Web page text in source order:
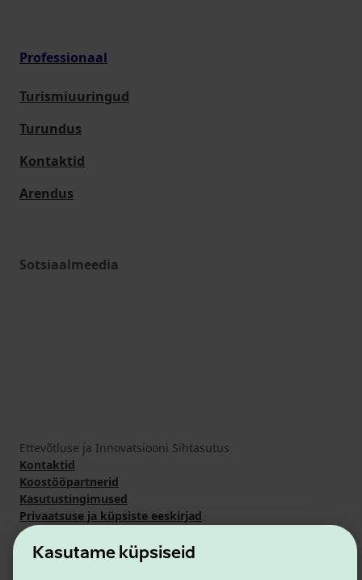
Kasutame küpsiseid
Professionaal
Turismiuuringud
Turundus
Kontaktid
Arendus
Sotsiaalmeedia
Ettevõtluse ja Innovatsiooni Sihtasutus
Kontaktid
Koostööpartnerid
Kasutustingimused
Privaatsuse ja küpsiste eeskirjad